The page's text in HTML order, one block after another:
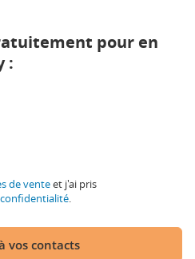
pour en
:
de venteet j'ai pris
.
vos contacts